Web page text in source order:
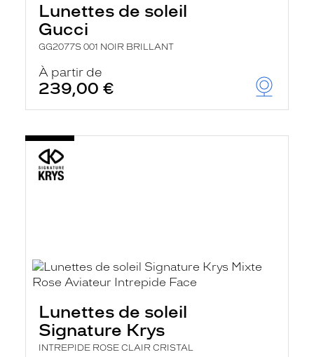
Lunettes de soleil
Gucci
GG2077S 001 NOIR BRILLANT
À partir de
239,00 €
Lunettes de soleil
Signature Krys
INTREPIDE ROSE CLAIR CRISTAL